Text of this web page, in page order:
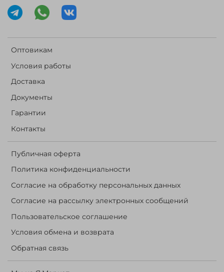
Оптовикам
Условия работы
Доставка
Документы
Гарантии
Контакты
Публичная оферта
Политика конфиденциальности
Согласие на обработку персональных данных
Согласие на рассылку электронных сообщений
Пользовательское соглашение
Условия обмена и возврата
Обратная связь